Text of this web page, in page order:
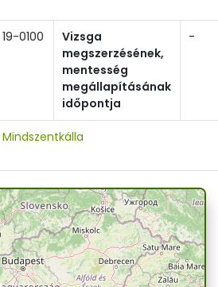
19-0100
Vizsga
megszerzésének,
mentesség
megállapításának
időpontja
-
Mindszentkálla